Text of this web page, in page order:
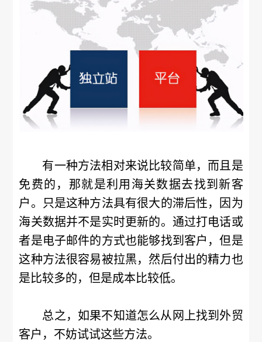
有一种方法相对来说比较简单，而且是
免费的，那就是利用海关数据去找到新客
户。只是这种方法具有很大的滞后性，因为
海关数据并不是实时更新的。通过打电话或
者是电子邮件的方式也能够找到客户，但是
这种方法很容易被拉黑，然后付出的精力也
是比较多的，但是成本比较低。
总之，如果不知道怎么从网上找到外贸
客户，不妨试试这些方法。